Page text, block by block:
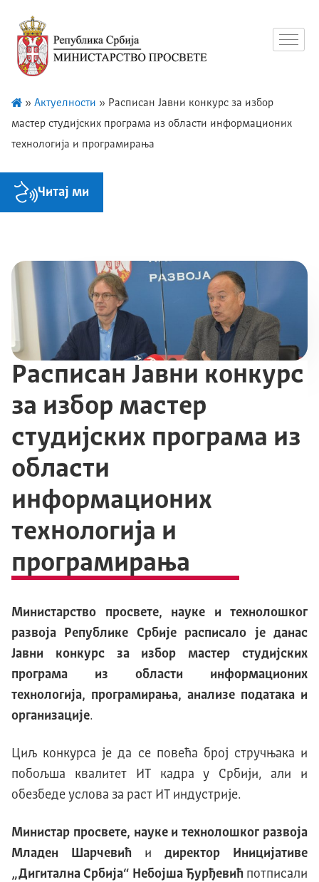
» Актуелности » Расписан Јавни конкурс за избор
мастер студијских програма из области информационих
технологија и програмирања
Читај ми
Расписан Јавни конкурс
за избор мастер
студијских програма из
области
информационих
технологија и
програмирања
Министарство просвете, науке и технолошког
развоја Републике Србије расписало је
данас
Јавни конкурс за избор мастер студијских
програма из области информационих
технологија, програмирања, анализе података и
организације.
Циљ конкурса је да се повећа број стручњака и
побољша квалитет ИТ кадра у Србији, али и
обезбеде услова за раст ИТ индустрије.
Министар просвете, науке и технолошког развоја
Младен Шарчевић и директор Иницијативе
„Дигитална Србија“ Небојша Ђурђевић потписали